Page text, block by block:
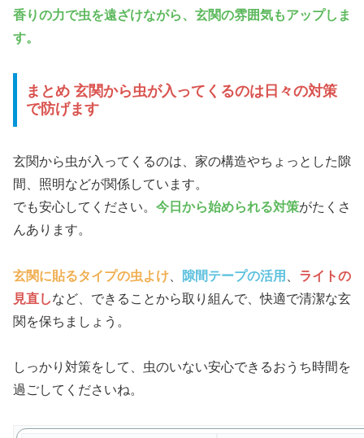
香りの力で虫を遠ざけながら、玄関の雰囲気もアップしま
す。
まとめ 玄関から虫が入ってくるのは日々の対策
で防げます
玄関から虫が入ってくるのは、家の構造やちょっとした隙
間、照明などが関係しています。
でも安心してください。 今日から始められる対策がたくさ
んあります。
玄関に貼るタイプの虫よけ 隙間テープの活用
ライトの
見直しなど、できることから取り組んで、快適で清潔な玄
関を保ちましょう。
しっかり対策をして、虫のいない安心できるおうち時間を
過ごしてくださいね。